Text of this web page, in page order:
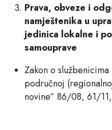
Prava, obveze i
namještenika u
jedinica lokalne i
samouprave
Zakon o
područnoj
novine” 86/08, 61/